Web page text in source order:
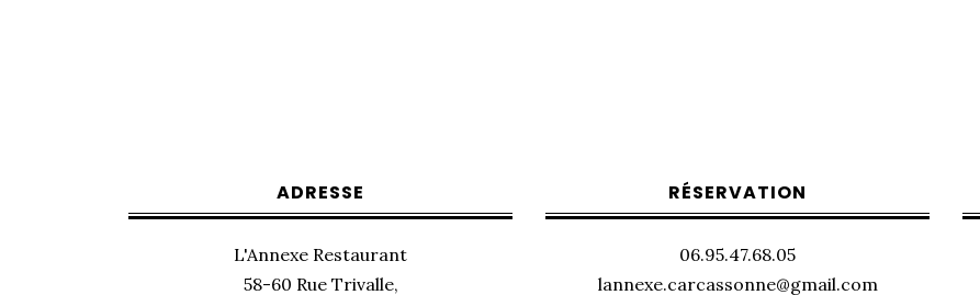
ADRESSE
L'Annexe Restaurant
58-60 Rue Trivalle,
RÉSERVATION
06.95.47.68.05
lannexe.carcassonne@gmail.com